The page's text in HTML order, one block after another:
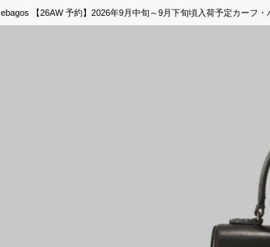
ebagos 【26AW 予約】2026年9月中旬～9月下旬頃入荷予定カーフ